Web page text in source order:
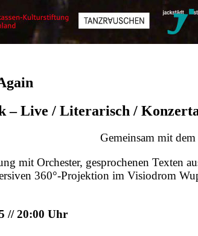
– Live / Literarisch /
Gemeinsam mit
mit Orchester, gesprochenen Texten
360°-Projektion im Visiodrom
// 20:00 Uhr